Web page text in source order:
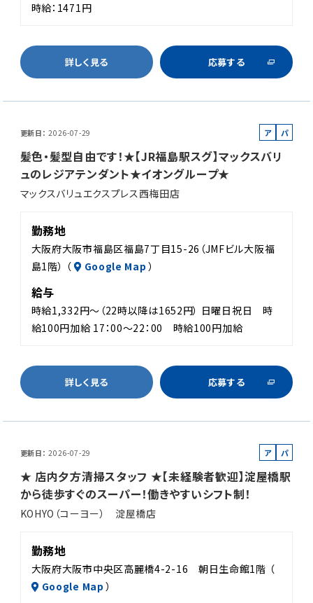
時給：1471円
詳しく見る 応募する
更新日 2026-07-29
ア
バ
パ
髪色・髪型自由です！★【JR福島駅スグ】マックスバリ
ュのレジアテンダント★イオングループ★
マックスバリュエクスプレス西梅田店
勤務地
大阪府大阪市福島区福島7丁目15-26（JMFビル大阪福
島1階） （
Google Map ）
給与
時給1,332円～（22時以降は1652円） 日曜日祝日 時
給100円加給 17：00～22：00 時給100円加給
詳しく見る 応募する
更新日 2026-07-29
ア
バ
パ
ト
★ 店内夕方清掃スタッフ ★【未経験者歓迎】淀屋橋駅
から徒歩すぐのスーパー！働きやすいシフト制！
KOHYO（コーヨー） 淀屋橋店
勤務地
大阪府大阪市中央区高麗橋4-2-16 朝日生命館1階 （
Google Map ）